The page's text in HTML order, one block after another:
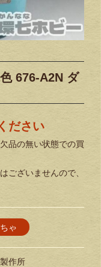
676-A2N ダ
ださい
品の無い状態での買
ございませんので、
ゃ
作所